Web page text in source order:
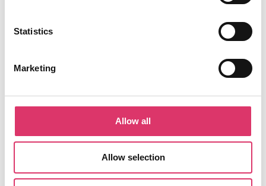
Statistics
Marketing
Allow all
Allow selection
Your Insurance Customer Service, Simplified Harness the
Policyholder Service Elevate